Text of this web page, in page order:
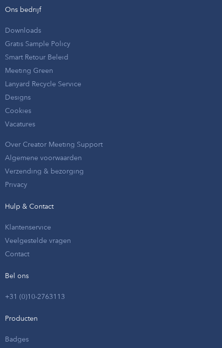
Ons bedrijf
Downloads
Gratis Sample Policy
Smart Retour Beleid
Meeting Green
Lanyard Recycle Service
Designs
Cookies
Vacatures
Over Creator Meeting Support
Algemene voorwaarden
Verzending & bezorging
Privacy
Hulp & Contact
Klantenservice
Veelgestelde vragen
Contact
Bel ons
+31 (0)10-2763113
Producten
Badges